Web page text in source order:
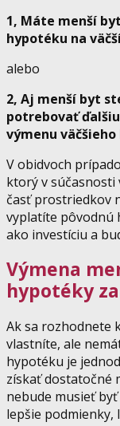
1, Máte menší
hypotéku na
alebo
2, Aj menší byt
potrebovať
výmenu
V obidvoch
ktorý v súčasnosti
časť prostriedkov
vyplatíte pôvodnú
ako investíciu a
Výmena
hypotéky
Ak sa rozhodnete
vlastníte, ale
hypotéku je
získať dostatočné
nebude musieť
lepšie podmienky,